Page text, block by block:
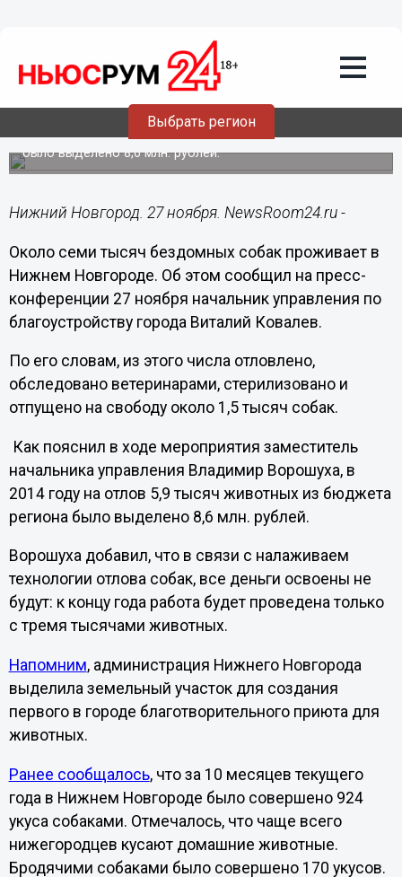
Выбрать регион
27.11.201415:31
Около семи тысяч бездомных собак
проживает в Нижнем Новгороде
В 2014 году на отлов животных из бюджета региона
было выделено 8,6 млн. рублей.
Нижний Новгород. 27 ноября. NewsRoom24.ru -
Около семи тысяч бездомных собак проживает в
Нижнем Новгороде. Об этом сообщил на пресс-
конференции 27 ноября начальник управления по
благоустройству города Виталий Ковалев.
По его словам, из этого числа отловлено,
обследовано ветеринарами, стерилизовано и
отпущено на свободу около 1,5 тысяч собак.
Как пояснил в ходе мероприятия заместитель
начальника управления Владимир Ворошуха, в
2014 году на отлов 5,9 тысяч животных из бюджета
региона было выделено 8,6 млн. рублей.
Ворошуха добавил, что в связи с налаживаем
технологии отлова собак, все деньги освоены не
будут: к концу года работа будет проведена только
с тремя тысячами животных.
Напомним, администрация Нижнего Новгорода
выделила земельный участок для создания
первого в городе благотворительного приюта для
животных.
Ранее сообщалось, что за 10 месяцев текущего
года в Нижнем Новгороде было совершено 924
укуса собаками. Отмечалось, что чаще всего
нижегородцев кусают домашние животные.
Бродячими собаками было совершено 170 укусов.